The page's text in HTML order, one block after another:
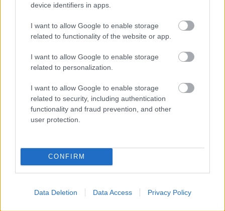
device identifiers in apps.
I want to allow Google to enable storage
related to functionality of the website or app.
I want to allow Google to enable storage
related to personalization.
I want to allow Google to enable storage
related to security, including authentication
functionality and fraud prevention, and other
user protection.
CONFIRM
Data Deletion Data Access Privacy Policy
de 1 millón en los últimos 7 días.
¿Aún no juegas a Comunio? Regístrate, ¡gratis!